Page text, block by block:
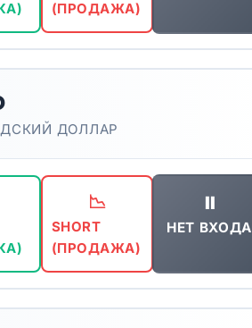
(ПРОДАЖА)
ДОЛЛАР
📉
SHORT
(ПРОДАЖА)
⏸️
НЕТ ВХОДА